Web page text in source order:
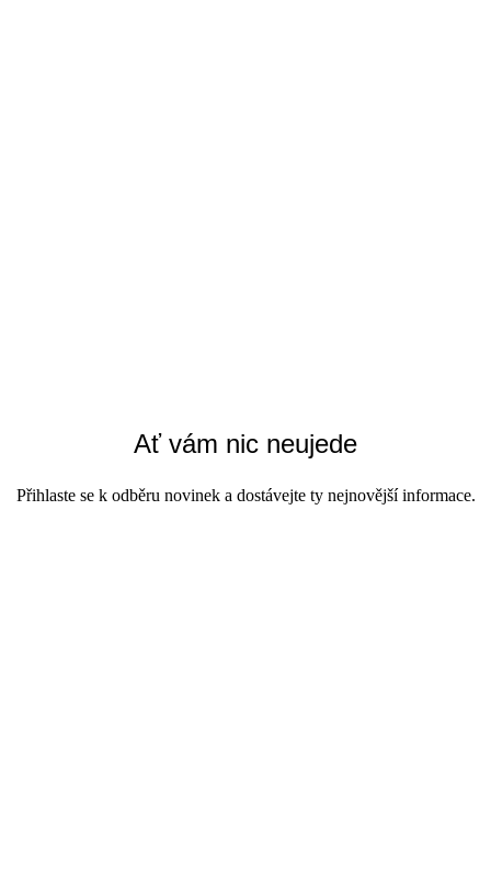
Ať vám nic neujede
Přihlaste se k odběru novinek a dostávejte ty nejnovější informace.